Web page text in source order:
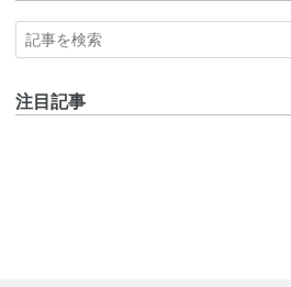
注目記事